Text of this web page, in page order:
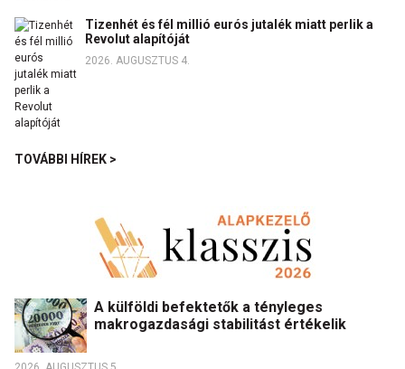
Tizenhét és fél millió eurós jutalék miatt perlik a
Revolut alapítóját
2026. AUGUSZTUS 4.
TOVÁBBI HÍREK >
A külföldi befektetők a tényleges
makrogazdasági stabilitást értékelik